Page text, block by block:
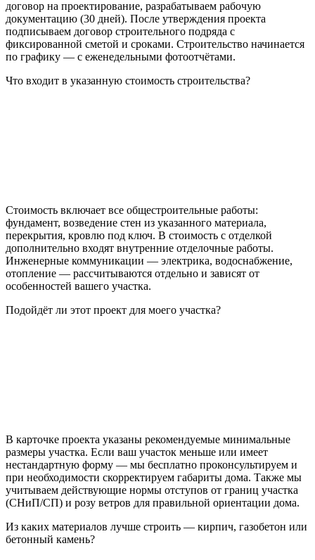
договор на проектирование, разрабатываем рабочую
документацию (30 дней). После утверждения проекта
подписываем договор строительного подряда с
фиксированной сметой и сроками. Строительство начинается
по графику — с еженедельными фотоотчётами.
Что входит в указанную стоимость строительства?
Стоимость включает все общестроительные работы:
фундамент, возведение стен из указанного материала,
перекрытия, кровлю под ключ. В стоимость с отделкой
дополнительно входят внутренние отделочные работы.
Инженерные коммуникации — электрика, водоснабжение,
отопление — рассчитываются отдельно и зависят от
особенностей вашего участка.
Подойдёт ли этот проект для моего участка?
В карточке проекта указаны рекомендуемые минимальные
размеры участка. Если ваш участок меньше или имеет
нестандартную форму — мы бесплатно проконсультируем и
при необходимости скорректируем габариты дома. Также мы
учитываем действующие нормы отступов от границ участка
(СНиП/СП) и розу ветров для правильной ориентации дома.
Из каких материалов лучше строить — кирпич, газобетон или
бетонный камень?